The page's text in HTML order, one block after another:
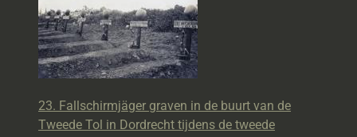
23. Fallschirmjäger graven in de buurt van de
Tweede Tol in Dordrecht tijdens de tweede